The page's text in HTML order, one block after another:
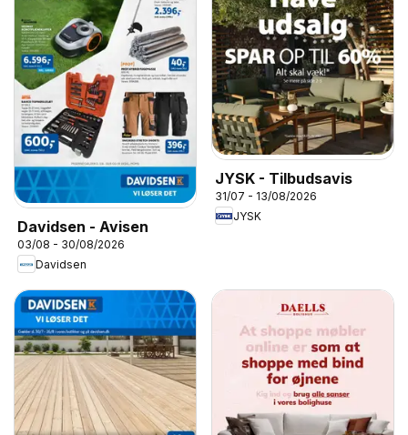
Davidsen - Avisen
03/08 - 30/08/2026
Davidsen
JYSK - Tilbudsavis
31/07 - 13/08/2026
JYSK